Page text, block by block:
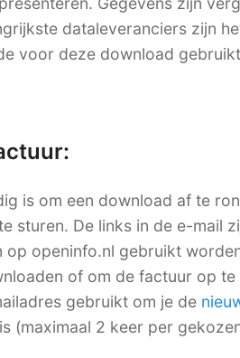
dataleveranciers zijn
voor deze download
is om een download af te
sturen. De links in de e-mail
op openinfo.nl gebruikt
of om de factuur op te
gebruikt om je de
(maximaal 2 keer per